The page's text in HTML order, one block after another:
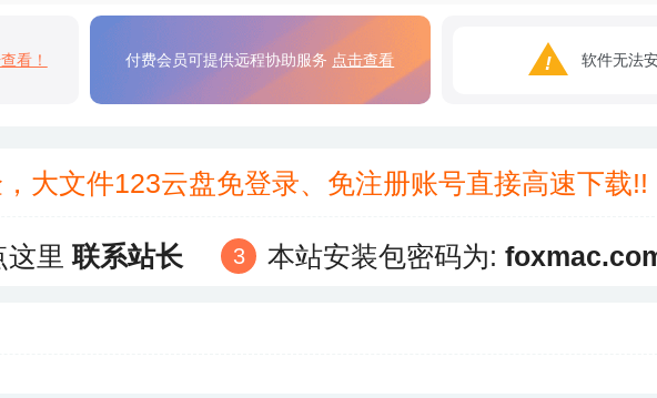
看！ 付费会员可提供远程协助服务 点击查看 软件无法
大文件123云盘免登录、免注册账号直接高速下
这里联系站长 本站安装包密码为: